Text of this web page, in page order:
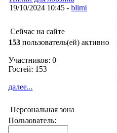
19/10/2024 10:45 - blimi
Сейчас на сайте
153 пользователь(ей) активно
Участников: 0
Гостей: 153
далее...
Персональная зона
Пользователь: